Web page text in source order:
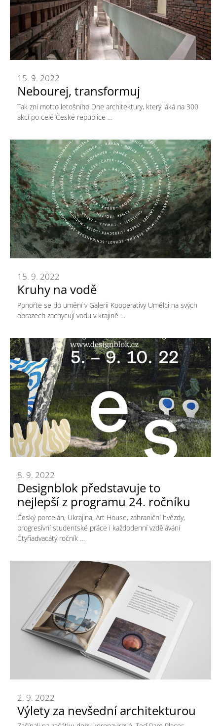
Nebourej, transformuj
15. 9. 2022
Tak zní motto letošního Dne architektury, který láká na 300
akcí po celé České republice …
Kruhy na vodě
15. 9. 2022
Ponořte se do umění v Galerii Kooperativy Umělci na svých
obrazech zachycují vodu v krajině …
Designblok představuje to
nejlepší z programu 24. ročníku
8. 9. 2022
Český porcelán, Ukrajina, Art House, zahraniční hvězdy,
progresivní studentské práce i každodenní vzdělávání
Čtyřiadvacátý ročník …
Výlety za nevšední architekturou
2. 9. 2022